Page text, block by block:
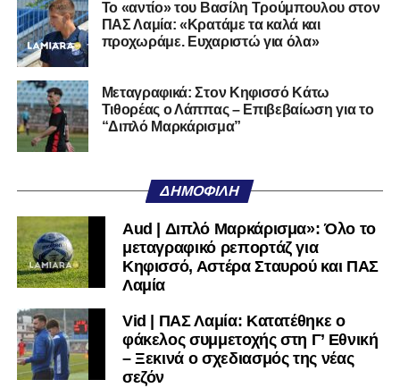
ποδοσφαιρική του διαδρομή από τον Απόλλωνα Σμύρνης.
Τον καλωσορίζουμε στην οικογένεια του Σαρωνικού και
του ευχόμαστε υγεία και επιτυχίες.»
Ακολουθήστε τοlamiara.grστοGoogle Newsγια να
μαθαίνετε πρώτοι τα κυανόλευκα νέα στην Ελλάδα και τον
Twitterκαι στοInstagram
μαθαίνετε σε χρόνο dt όλα τα νέα.
Το «αντίο» του Βασίλη Τρούμπουλου στον
ΠΑΣ Λαμία: «Κρατάμε τα καλά και
προχωράμε. Ευχαριστώ για όλα»
Μεταγραφικά: Στον Κηφισσό Κάτω
Τιθορέας ο Λάππας – Επιβεβαίωση για το
“Διπλό Μαρκάρισμα”
ΔΗΜΟΦΙΛΉ
Aud | Διπλό Μαρκάρισμα»: Όλο το
μεταγραφικό ρεπορτάζ για
Κηφισσό, Αστέρα Σταυρού και ΠΑΣ
Λαμία
Vid | ΠΑΣ Λαμία: Κατατέθηκε ο
φάκελος συμμετοχής στη Γ’ Εθνική
– Ξεκινά ο σχεδιασμός της νέας
σεζόν